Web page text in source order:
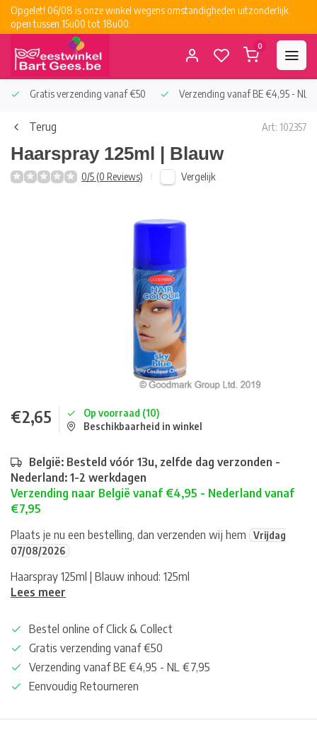
Opgelet! 06/08 is onze winkel wegens omstandigheden uitzonderlijk
open tussen 15u00 tot 18u00.
0
Gratis verzending vanaf €50 Verzending vanaf BE €4,95 - NL
Terug Art: 102357
Haarspray 125ml | Blauw
0/5 (0 Reviews) Vergelijk
€2,65
Op voorraad (10)
Beschikbaarheid in winkel
België: Besteld vóór 13u, zelfde dag verzonden -
Nederland: 1-2 werkdagen
Verzending naar België vanaf €4,95 - Nederland vanaf
€7,95
Plaats je nu een bestelling, dan verzenden wij hem
Vrijdag
07/08/2026
Haarspray 125ml | Blauw inhoud: 125ml
Lees meer
Bestel online of Click & Collect
Gratis verzending vanaf €50
Verzending vanaf BE €4,95 - NL €7,95
Eenvoudig Retourneren